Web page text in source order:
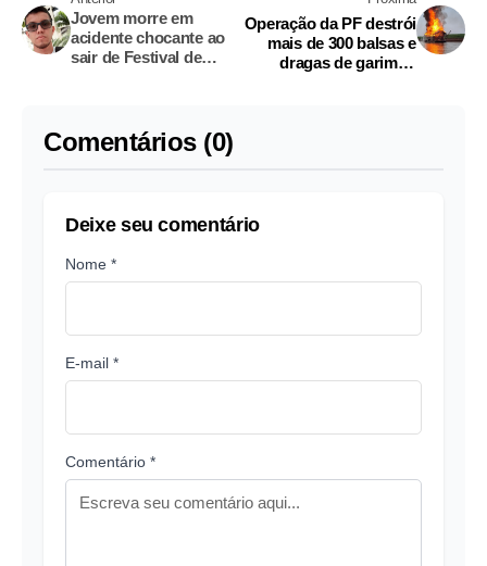
Jovem morre em
acidente chocante ao
sair de Festival de
Operação da PF destrói
mais de 300 balsas e
dragas de garimpo
Comentários (0)
Deixe seu comentário
Nome *
E-mail *
Comentário *